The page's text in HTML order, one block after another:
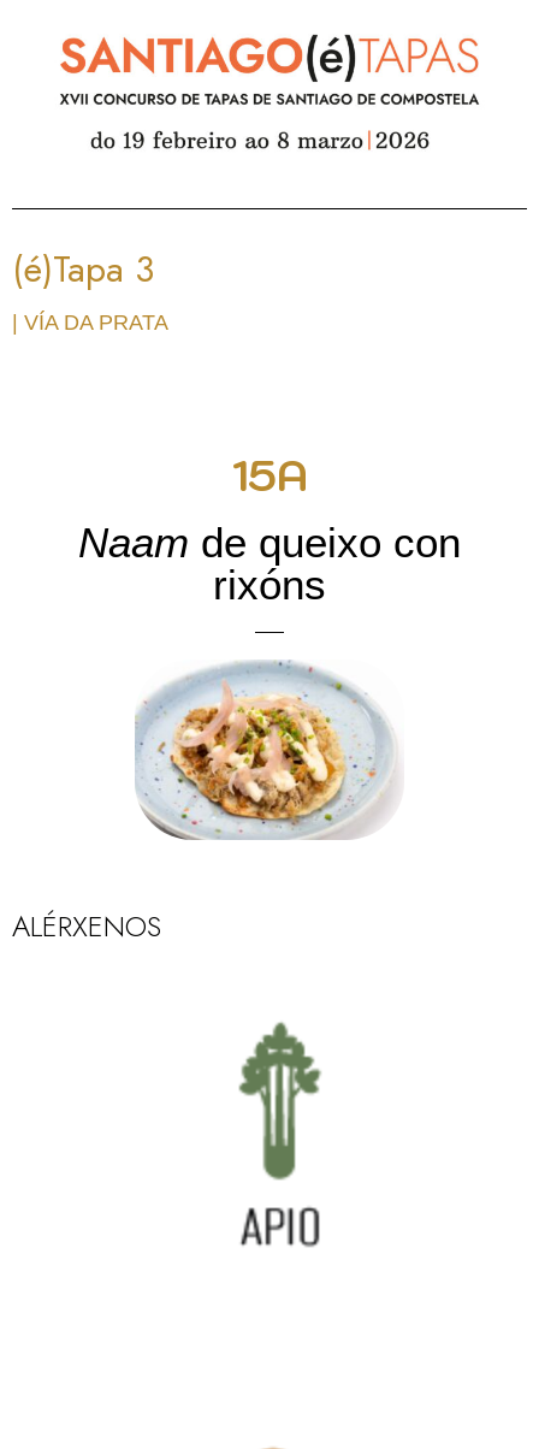
(é)Tapa 3
| VÍA DA PRATA
15A
Naam de queixo con
rixóns
ALÉRXENOS